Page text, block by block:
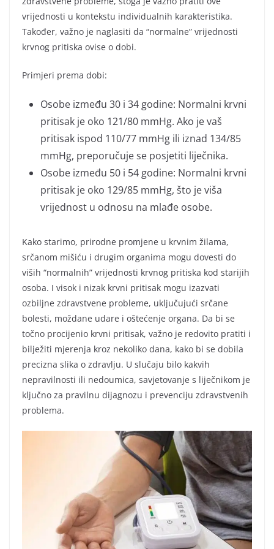
vrijednosti u kontekstu individualnih karakteristika.
Također, važno je naglasiti da “normalne” vrijednosti
krvnog pritiska ovise o dobi.
Primjeri prema dobi:
Osobe između 30 i 34 godine: Normalni krvni
pritisak je oko 121/80 mmHg. Ako je vaš
pritisak ispod 110/77 mmHg ili iznad 134/85
mmHg, preporučuje se posjetiti liječnika.
Osobe između 50 i 54 godine: Normalni krvni
pritisak je oko 129/85 mmHg, što je viša
vrijednost u odnosu na mlađe osobe.
Kako starimo, prirodne promjene u krvnim žilama,
srčanom mišiću i drugim organima mogu dovesti do
viših “normalnih” vrijednosti krvnog pritiska kod starijih
osoba. I visok i nizak krvni pritisak mogu izazvati
ozbiljne zdravstvene probleme, uključujući srčane
bolesti, moždane udare i oštećenje organa. Da bi se
točno procijenio krvni pritisak, važno je redovito pratiti i
bilježiti mjerenja kroz nekoliko dana, kako bi se dobila
precizna slika o zdravlju. U slučaju bilo kakvih
nepravilnosti ili nedoumica, savjetovanje s liječnikom je
ključno za pravilnu dijagnozu i prevenciju zdravstvenih
problema.